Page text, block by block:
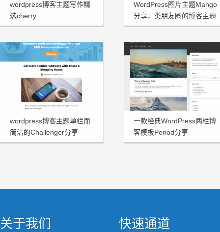
wordpress博客主题写作精
选cherry
WordPress图片主题Mango
分享，类朋友圈的博客主题
wordpress博客主题单栏而
简洁的Challenger分享
一款经典WordPress两栏博
客模板Period分享
关于我们 快速通道